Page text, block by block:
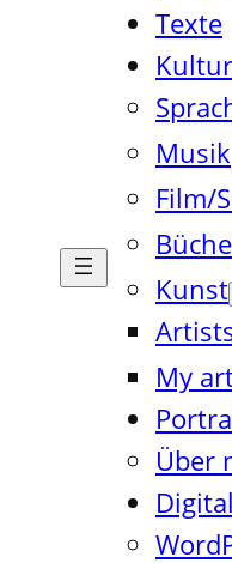
Texte
Musik
Film/
Kunst
My
Über